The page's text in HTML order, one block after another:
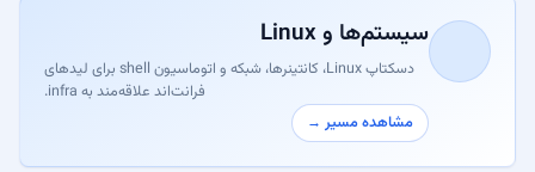
سیستم‌ها و Linux
دسکتاپ Linux، کانتینرها، شبکه و اتوماسیون shell برای لیدهای
فرانت‌اند علاقه‌مند به infra.
مشاهده مسیر →